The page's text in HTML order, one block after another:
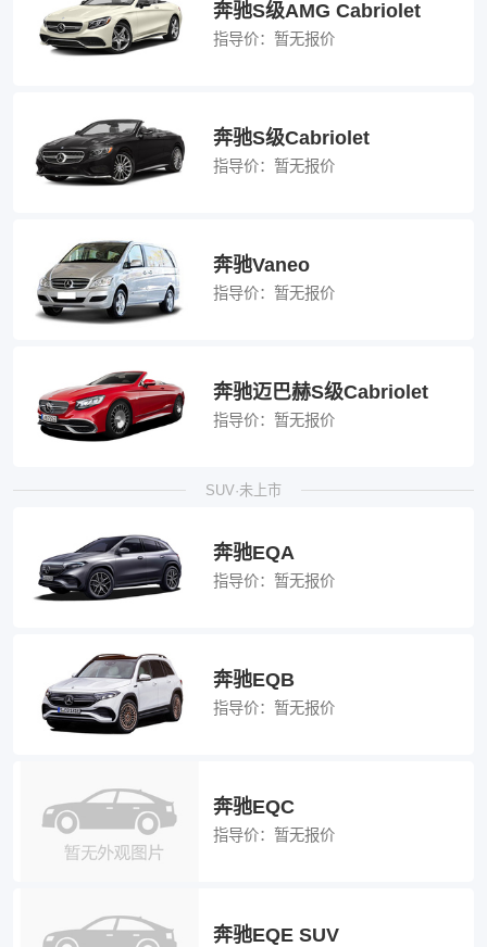
奔驰S级AMG Cabriolet
指导价： 暂无报价
奔驰S级Cabriolet
指导价： 暂无报价
奔驰Vaneo
指导价： 暂无报价
奔驰迈巴赫S级Cabriolet
指导价： 暂无报价
SUV·未上市
奔驰EQA
指导价： 暂无报价
奔驰EQB
指导价： 暂无报价
奔驰EQC
指导价： 暂无报价
奔驰EQE SUV